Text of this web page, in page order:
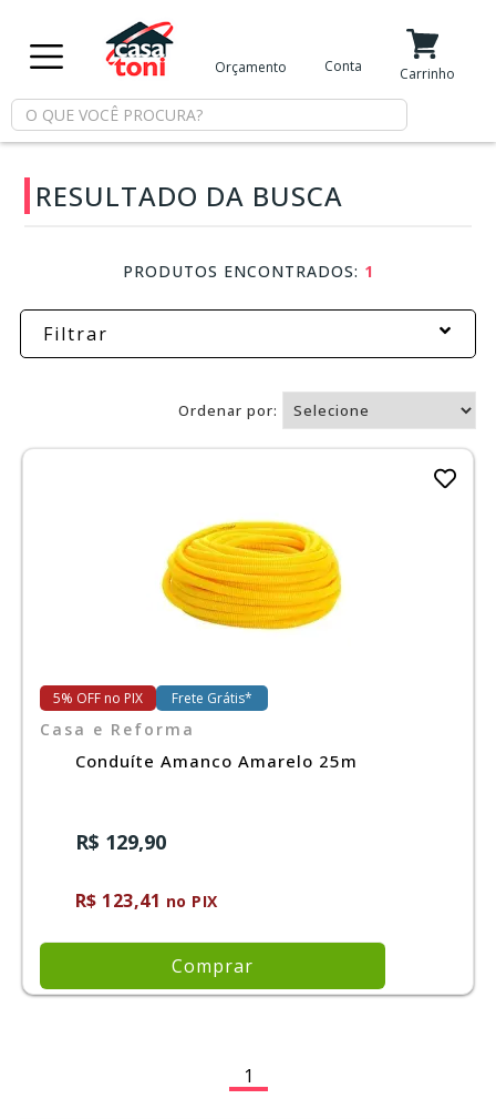
Minha Conta
Meus Favoritos
Departamentos
Tintas
Reforma
SUPER
PROMOÇÃO
Orçamento Conta Carrinho
RESULTADO DA BUSCA
PRODUTOS ENCONTRADOS: 1
Filtrar
Ordenar por:
5% OFF no PIX Frete Grátis*
Casa e Reforma
Conduíte Amanco Amarelo 25m
R$ 129,90
R$ 123,41 no PIX
Comprar
1